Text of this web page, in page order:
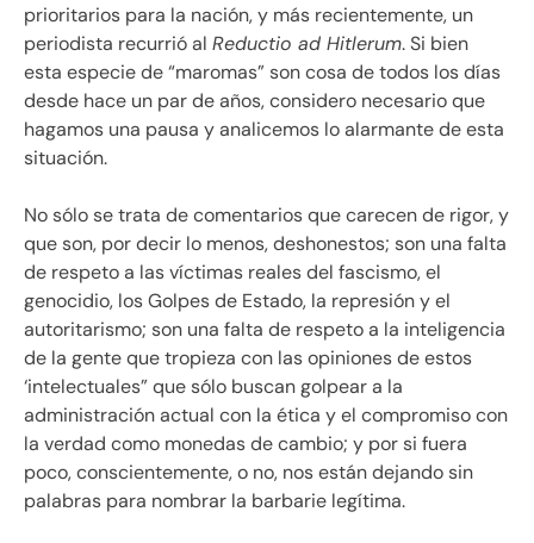
prioritarios para la nación, y más recientemente, un
periodista recurrió al Reductio ad Hitlerum. Si bien
esta especie de “maromas” son cosa de todos los días
desde hace un par de años, considero necesario que
hagamos una pausa y analicemos lo alarmante de esta
situación.
No sólo se trata de comentarios que carecen de rigor, y
que son, por decir lo menos, deshonestos; son una falta
de respeto a las víctimas reales del fascismo, el
genocidio, los Golpes de Estado, la represión y el
autoritarismo; son una falta de respeto a la inteligencia
de la gente que tropieza con las opiniones de estos
‘intelectuales” que sólo buscan golpear a la
administración actual con la ética y el compromiso con
la verdad como monedas de cambio; y por si fuera
poco, conscientemente, o no, nos están dejando sin
palabras para nombrar la barbarie legítima.